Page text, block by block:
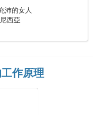
沛的女人
西亞
作原理